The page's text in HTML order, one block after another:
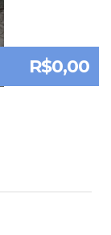
R$0,00